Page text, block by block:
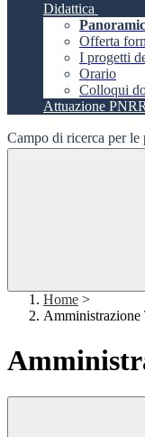
Didattica
Offerta
I progetti
Orario
Colloqui
Attuazione PNRR
Campo di ricerca per le
Home >
Amministrazione